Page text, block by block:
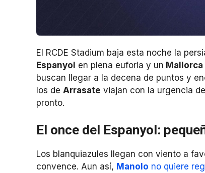
El RCDE Stadium baja esta noche la
Espanyol en plena euforia y un Mallorca
buscan llegar a la decena de puntos y
los de Arrasate viajan con la urgencia
pronto.
El once del Espanyol:
Los blanquiazules llegan con viento a
convence. Aun así, Manolo no quiere